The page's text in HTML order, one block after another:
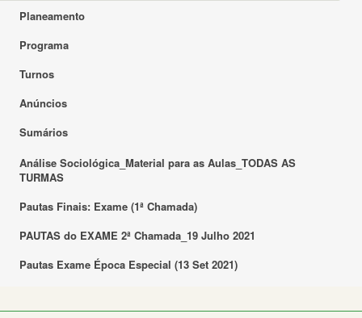
Planeamento
Programa
Turnos
Anúncios
Sumários
Análise Sociológica_Material para as Aulas_TODAS AS
TURMAS
Pautas Finais: Exame (1ª Chamada)
PAUTAS do EXAME 2ª Chamada_19 Julho 2021
Pautas Exame Época Especial (13 Set 2021)